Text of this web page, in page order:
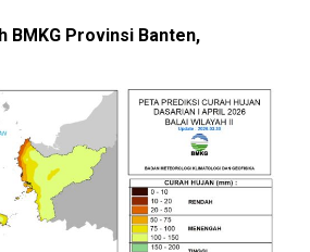
BMKG Provinsi Banten,